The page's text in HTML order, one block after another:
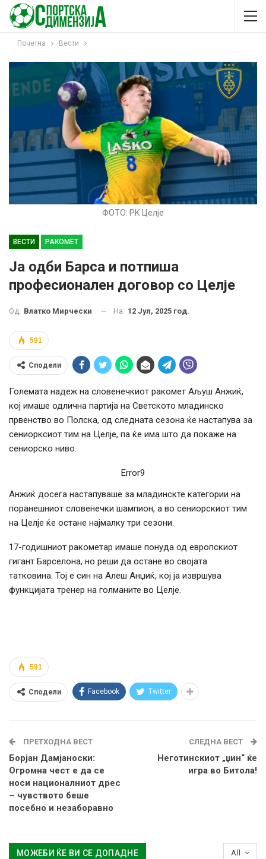
Почетна Вести
ФОТО: РК Целје
ВЕСТИ РАКОМЕТ
Ја одби Барса и потпиша
професионален договор со Целје
Од: Влатко Мирчески На: 12 Јул, 2025 год.
591
Сподели
Големата надеж на словенечкиот ракомет Аљуш Анжиќ,
кој имаше одлична партија на Светското младинско
првенство во Полска, од следната сезона ќе настапува за
сениорксиот тим на Целје, па ќе има што да покаже на
сениорско ниво.
Error9
Анжиќ досега настапуваше за младинскте категории на
поранешниот словенечки шампион, а во сениорскиот тим
на Целје ќе остане најмалку три сезони.
17-годишниот ракометар имаше понуда од европскиот
гигант Барселона, но реши да остане во својата
татковина. Тој е син на Алеш Анџиќ, кој ја извршува
функцијата тренер на голманите во Целје.
591
Сподели Facebook Twitter
ПРЕТХОДНА ВЕСТ
Борјан Дамјаноски:
Огромна чест е да се
носи националниот дрес
– чувството беше
посебно и незаборавно
СЛЕДНА ВЕСТ
Неготинскиот „џин“ ќе
игра во Битола!
All
МОЖЕБИ ЌЕ ВИ СЕ ДОПАДНЕ